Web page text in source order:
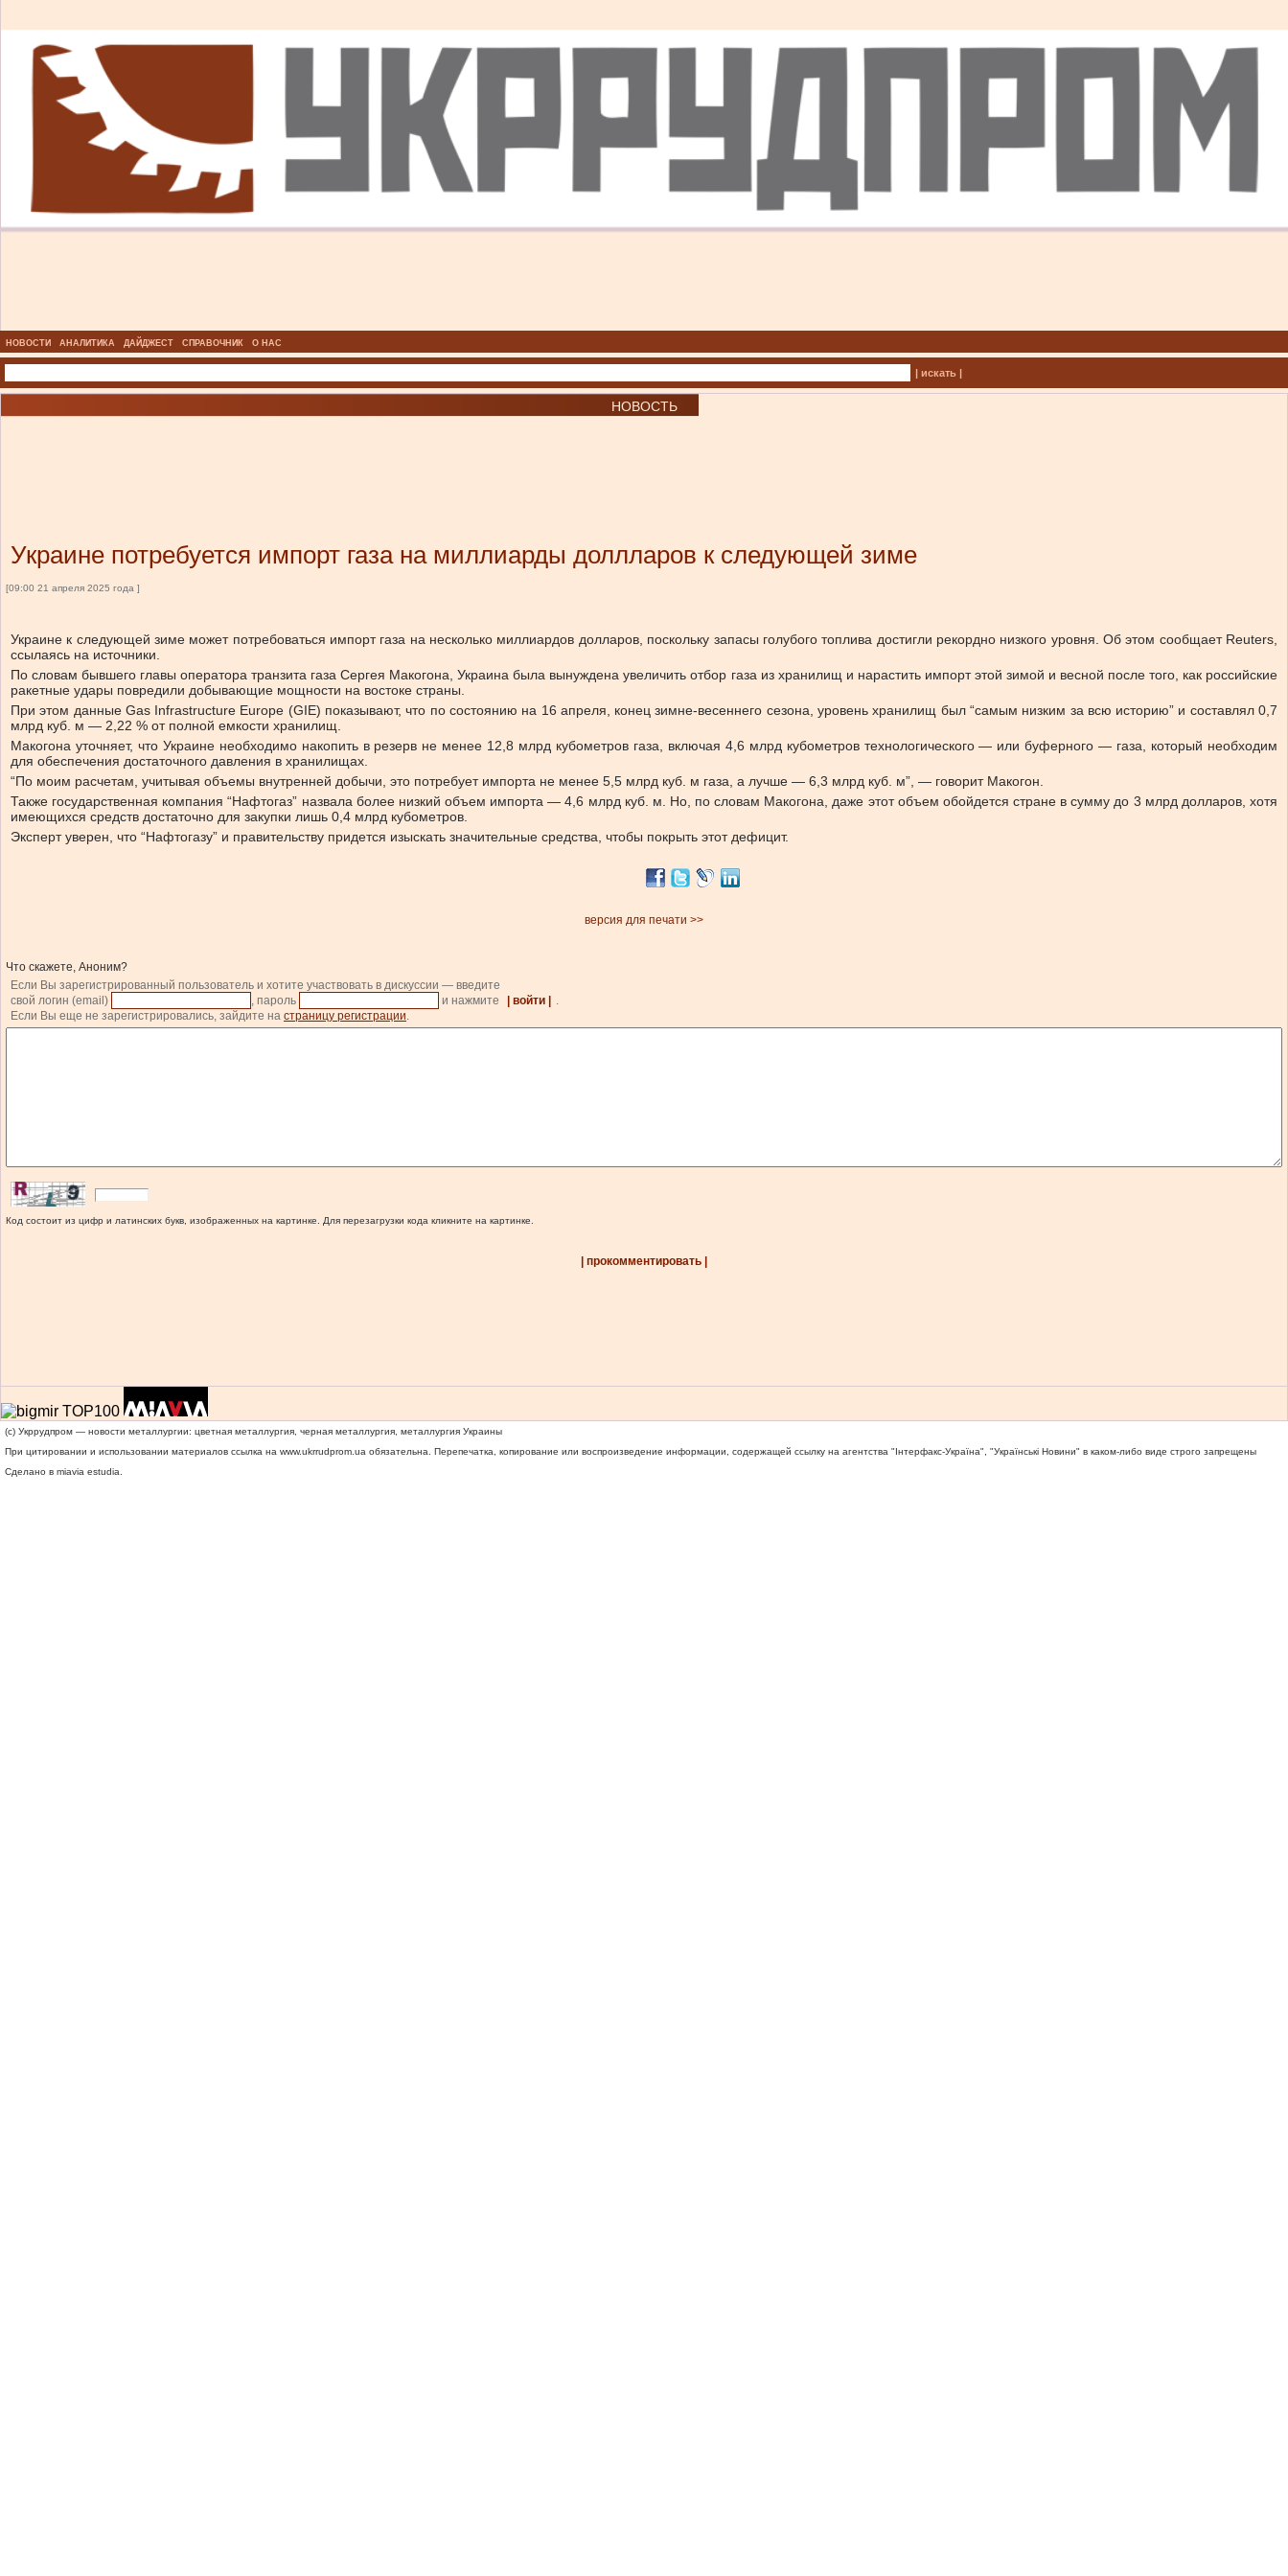
НОВОСТИ АНАЛИТИКА ДАЙДЖЕСТ СПРАВОЧНИК О НАС
| искать |
НОВОСТЬ
Украине потребуется импорт газа на миллиарды доллларов к следующей зиме
[09:00 21 апреля 2025 года ]
Украине к следующей зиме может потребоваться импорт газа на несколько миллиардов долларов, поскольку запасы голубого топлива достигли рекордно низкого уровня. Об этом сообщает Reuters,
ссылаясь на источники.
По словам бывшего главы оператора транзита газа Сергея Макогона, Украина была вынуждена увеличить отбор газа из хранилищ и нарастить импорт этой зимой и весной после того, как российские
ракетные удары повредили добывающие мощности на востоке страны.
При этом данные Gas Infrastructure Europe (GIE) показывают, что по состоянию на 16 апреля, конец зимне-весеннего сезона, уровень хранилищ был “самым низким за всю историю” и составлял 0,7
млрд куб. м — 2,22 % от полной емкости хранилищ.
Макогона уточняет, что Украине необходимо накопить в резерв не менее 12,8 млрд кубометров газа, включая 4,6 млрд кубометров технологического — или буферного — газа, который необходим
для обеспечения достаточного давления в хранилищах.
“По моим расчетам, учитывая объемы внутренней добычи, это потребует импорта не менее 5,5 млрд куб. м газа, а лучше — 6,3 млрд куб. м”, — говорит Макогон.
Также государственная компания “Нафтогаз” назвала более низкий объем импорта — 4,6 млрд куб. м. Но, по словам Макогона, даже этот объем обойдется стране в сумму до 3 млрд долларов, хотя
имеющихся средств достаточно для закупки лишь 0,4 млрд кубометров.
Эксперт уверен, что “Нафтогазу” и правительству придется изыскать значительные средства, чтобы покрыть этот дефицит.
версия для печати >>
Что скажете, Аноним?
Если Вы зарегистрированный пользователь и хотите участвовать в дискуссии — введите
свой логин (email)
, пароль и нажмите | войти |
.
Если Вы еще не зарегистрировались, зайдите на страницу регистрации.
Код состоит из цифр и латинских букв, изображенных на картинке. Для перезагрузки кода кликните на картинке.
| прокомментировать |
(c) Укррудпром — новости металлургии: цветная металлургия, черная металлургия, металлургия Украины
При цитировании и использовании материалов ссылка на www.ukrrudprom.ua обязательна. Перепечатка, копирование или воспроизведение информации, содержащей ссылку на агентства "Iнтерфакс-Україна", "Українськi Новини" в каком-либо виде строго запрещены
Сделано в miavia estudia.